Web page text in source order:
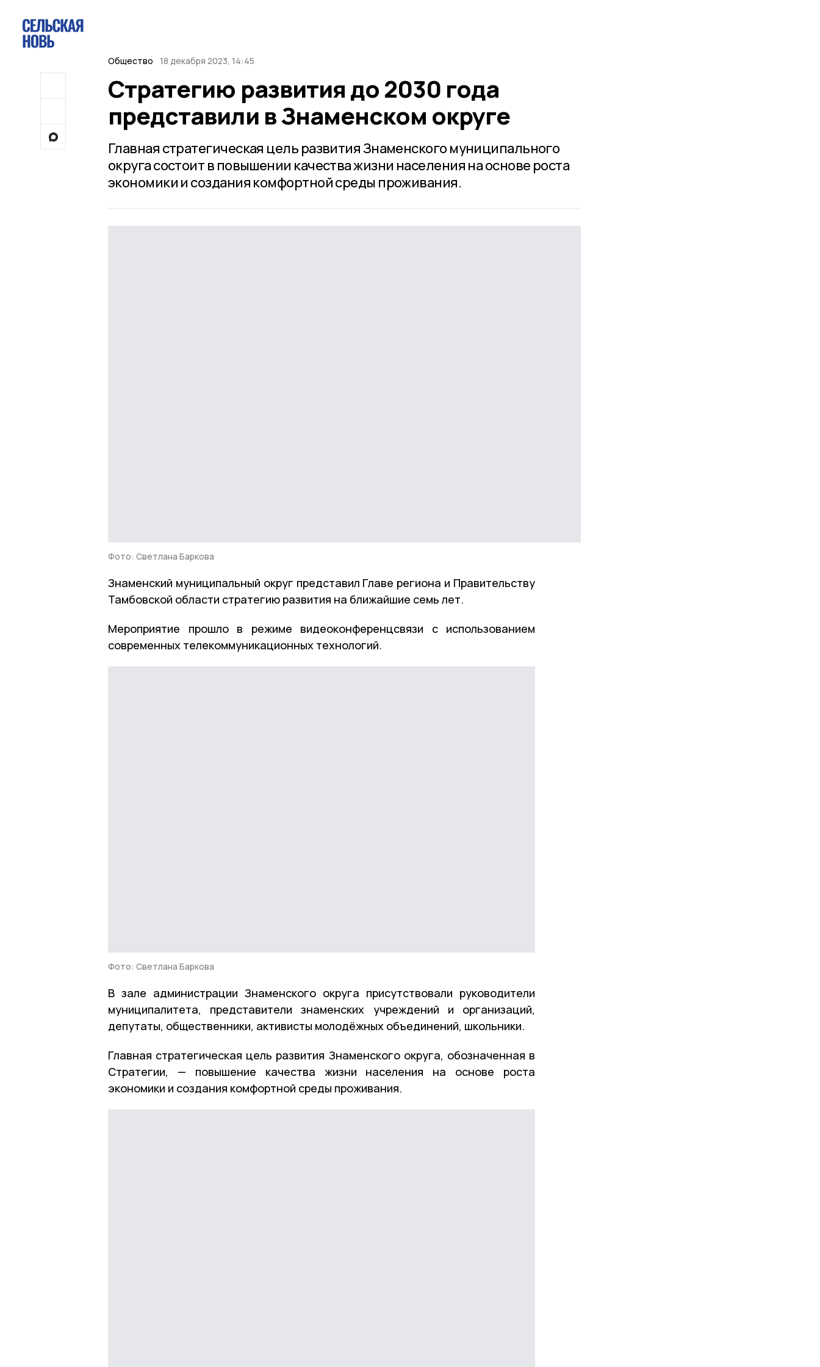
Общество 18 декабря 2023, 14:45
Стратегию развития до 2030 года
представили в Знаменском округе
Главная стратегическая цель развития Знаменского муниципального
округа состоит в повышении качества жизни населения на основе роста
экономики и создания комфортной среды проживания.
Фото: Светлана Баркова
Знаменский муниципальный округ представил Главе региона и Правительству
Тамбовской области стратегию развития на ближайшие семь лет.
Мероприятие прошло в режиме видеоконференцсвязи с использованием
современных телекоммуникационных технологий.
Фото: Светлана Баркова
В зале администрации Знаменского округа присутствовали руководители
муниципалитета, представители знаменских учреждений и организаций,
депутаты, общественники, активисты молодёжных объединений, школьники.
Главная стратегическая цель развития Знаменского округа, обозначенная в
Стратегии, — повышение качества жизни населения на основе роста
экономики и создания комфортной среды проживания.